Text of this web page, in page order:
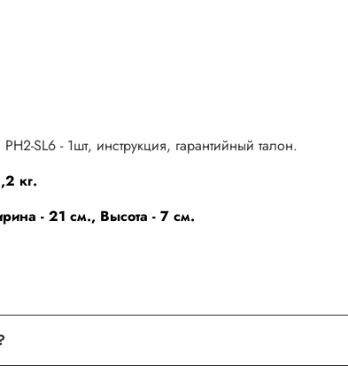
SL6 - 1шт, инструкция, гарантийный талон.
кг.
- 21 см., Высота - 7 см.